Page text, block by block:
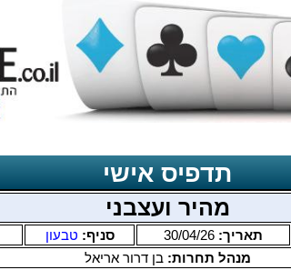
תדפיס אישי
מהיר ועצבני
תאריך: 30/04/26 סניף: טבעון
מנהל תחרות:בן דרור אריאל